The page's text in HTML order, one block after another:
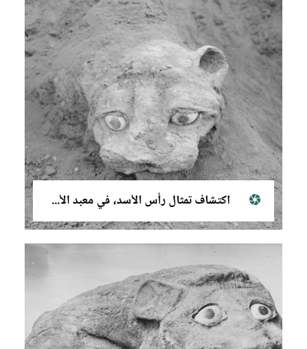
اكتشاف تمثال رأس الأسد، في معبد الأسود